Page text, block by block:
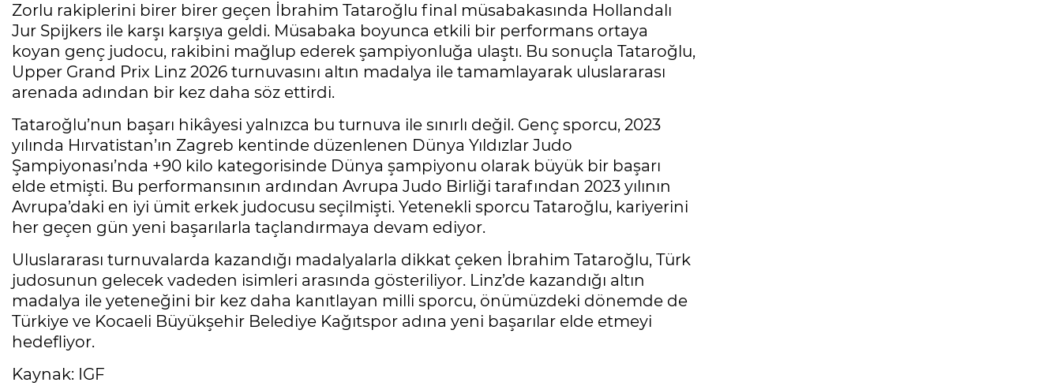
Zorlu rakiplerini birer birer geçen İbrahim Tataroğlu final müsabakasında Hollandalı
Jur Spijkers ile karşı karşıya geldi. Müsabaka boyunca etkili bir performans ortaya
koyan genç judocu, rakibini mağlup ederek şampiyonluğa ulaştı. Bu sonuçla Tataroğlu,
Upper Grand Prix Linz 2026 turnuvasını altın madalya ile tamamlayarak uluslararası
arenada adından bir kez daha söz ettirdi.
Tataroğlu’nun başarı hikâyesi yalnızca bu turnuva ile sınırlı değil. Genç sporcu, 2023
yılında Hırvatistan’ın Zagreb kentinde düzenlenen Dünya Yıldızlar Judo
Şampiyonası’nda +90 kilo kategorisinde Dünya şampiyonu olarak büyük bir başarı
elde etmişti. Bu performansının ardından Avrupa Judo Birliği tarafından 2023 yılının
Avrupa’daki en iyi ümit erkek judocusu seçilmişti. Yetenekli sporcu Tataroğlu, kariyerini
her geçen gün yeni başarılarla taçlandırmaya devam ediyor.
Uluslararası turnuvalarda kazandığı madalyalarla dikkat çeken İbrahim Tataroğlu, Türk
judosunun gelecek vadeden isimleri arasında gösteriliyor. Linz’de kazandığı altın
madalya ile yeteneğini bir kez daha kanıtlayan milli sporcu, önümüzdeki dönemde de
Türkiye ve Kocaeli Büyükşehir Belediye Kağıtspor adına yeni başarılar elde etmeyi
hedefliyor.
Kaynak: IGF